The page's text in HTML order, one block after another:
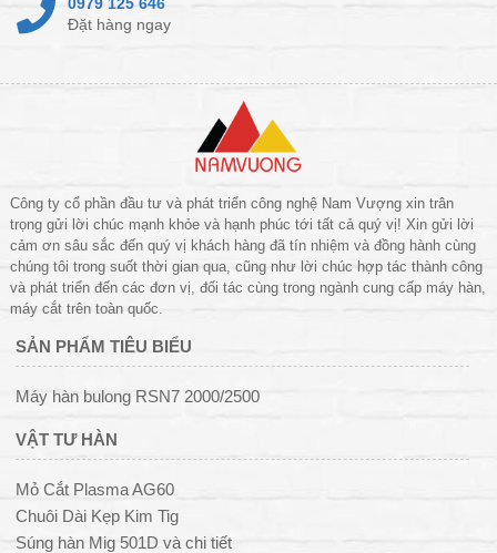
Đặt hàng ngay
Công ty cổ phần đầu tư và phát triển công nghệ Nam Vượng xin trân
trọng gửi lời chúc mạnh khỏe và hạnh phúc tới tất cả quý vị! Xin gửi lời
cảm ơn sâu sắc đến quý vị khách hàng đã tín nhiệm và đồng hành cùng
chúng tôi trong suốt thời gian qua, cũng như lời chúc hợp tác thành công
và phát triển đến các đơn vị, đối tác cùng trong ngành cung cấp máy hàn,
máy cắt trên toàn quốc.
SẢN PHẨM TIÊU BIỂU
Máy hàn bulong RSN7 2000/2500
VẬT TƯ HÀN
Mỏ Cắt Plasma AG60
Chuôi Dài Kẹp Kim Tig
Súng hàn Mig 501D và chi tiết